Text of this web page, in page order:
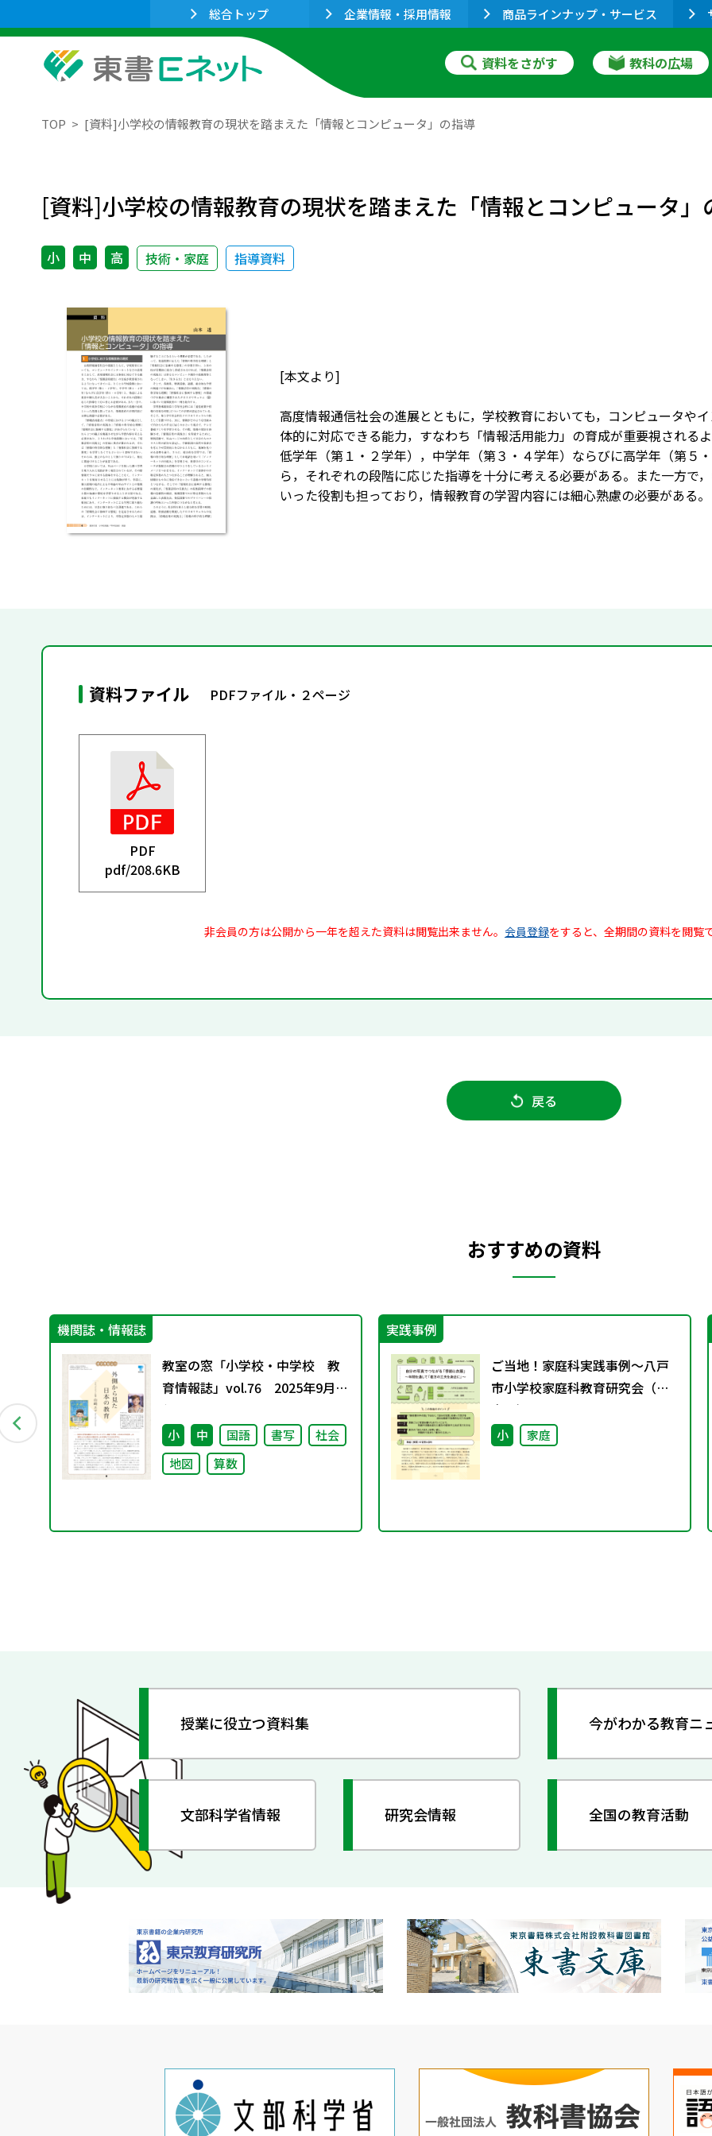
総合トップ 企業情報・採用情報 商品ラインナップ・サービス
資料をさがす 教科の広場
TOP [資料]小学校の情報教育の現状を踏まえた「情報とコンピュータ」の指導
[資料]小学校の情報教育の現状を踏まえた「情報とコンピュータ」
小 中 高 技術・家庭 指導資料
[本文より]
高度情報通信社会の進展とともに，学校教育においても，コンピュータや
体的に対応できる能力，すなわち「情報活用能力」の育成が重要視される
低学年（第１・２学年），中学年（第３・４学年）ならびに高学年（第５
ら，それぞれの段階に応じた指導を十分に考える必要がある。また一方で
いった役割も担っており，情報教育の学習内容には細心熟慮の必要がある。
資料ファイル PDFファイル・２ページ
PDF
pdf/208.6KB
非会員の方は公開から一年を超えた資料は閲覧出来ません。 会員登録をすると、全期間の資料を閲覧
戻る
おすすめの資料
機関誌・情報誌
教室の窓「小学校・中学校 教
育情報誌」vol.76 2025年9月発
行
小 中 国語 書写
社会
地図
算数
実践事例
ご当地！家庭科実践事例〜八戸
市小学校家庭科教育研究会（青
森県）〜
小 家庭
授業に役立つ資料集 今がわかる教育ニ
文部科学省情報 研究会情報 全国の教育活動